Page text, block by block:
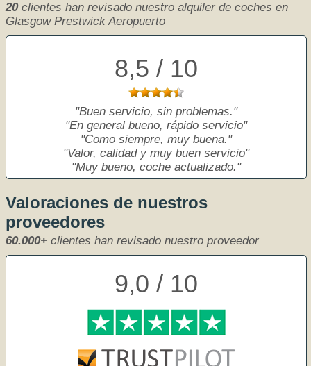
20clientes han revisado nuestro alquiler de coches en
Glasgow Prestwick Aeropuerto
8,5 / 10
Buen servicio, sin problemas.
En general bueno, rápido servicio
Como siempre, muy buena.
Valor, calidad y muy buen servicio
Muy bueno, coche actualizado.
Valoraciones de nuestros
proveedores
60.000+ clientes han revisado nuestro proveedor
9,0 / 10